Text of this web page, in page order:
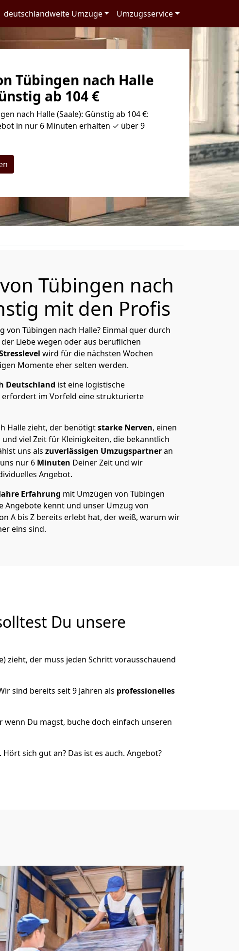
deutschlandweite Umzüge Umzugsservice
Tübingen nach Halle
ab 104 €
nach Halle (Saale): Günstig ab 104 €:
in nur 6 Minuten erhalten ✓ über 9
Tübingen nach
mit den Profis
von Tübingen nach Halle? Einmal quer durch
Liebe wegen oder aus beruflichen
wird für die nächsten Wochen
Momente eher selten werden.
Deutschland ist eine logistische
im Vorfeld eine strukturierte
Halle zieht, der benötigtstarke Nerven, einen
viel Zeit für Kleinigkeiten, die bekanntlich
uns als zuverlässigen Umzugspartneran
nur 6 Minuten Deiner Zeit und wir
Angebot.
Erfahrung mit Umzügen von Tübingen
Angebote kennt und unser Umzug von
A bis Z bereits erlebt hat, der weiß, warum wir
eins sind.
Du unsere
zieht, der muss jeden Schritt vorausschauend
sind bereits seit 9 Jahren als professionelles
Du magst, buche doch einfach unseren
sich gut an? Das ist es auch. Angebot?